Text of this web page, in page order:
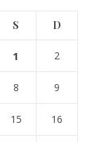
S D
1 2
8 9
15 16